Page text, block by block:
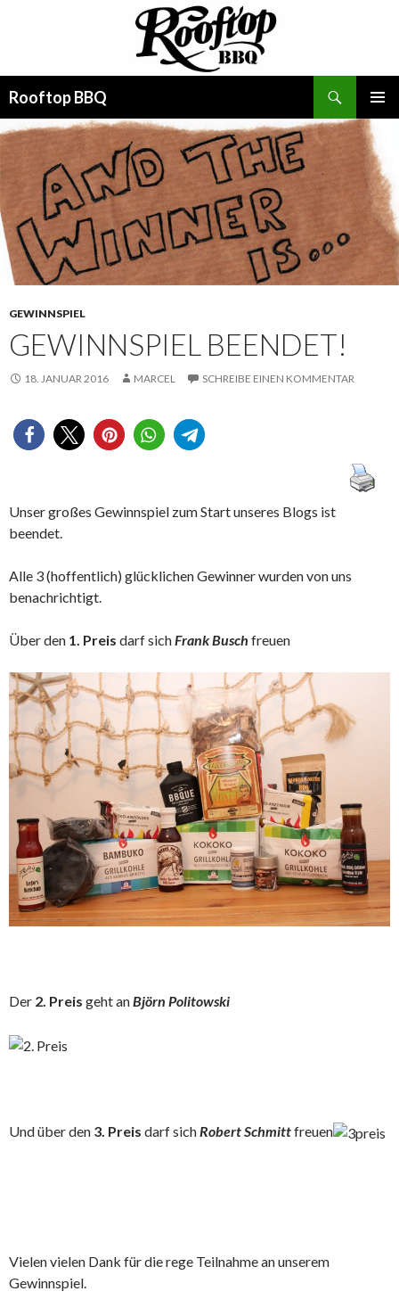
Rooftop BBQ
MENÜ
ZUM
INHALT
GEWINNSPIEL
GEWINNSPIEL BEENDET!
18. JANUAR 2016 MARCEL SCHREIBE EINEN KOMMENTAR
Unser großes Gewinnspiel zum Start unseres Blogs ist
beendet.
Alle 3 (hoffentlich) glücklichen Gewinner wurden von uns
benachrichtigt.
Über den 1. Preis darf sichFrank Busch freuen
Der 2. Preis geht anBjörn Politowski
Und über den 3. Preis darf sichRobert Schmittfreuen
Vielen vielen Dank für die rege Teilnahme an unserem
Gewinnspiel.